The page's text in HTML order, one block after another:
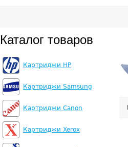
Каталог товаров
Картриджи HP
Картриджи Samsung
Картриджи Canon
Картриджи Xerox